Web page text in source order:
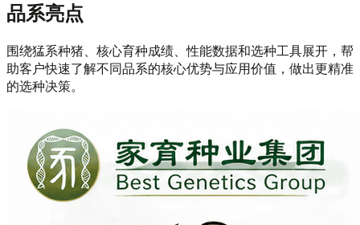
品系亮点
围绕猛系种猪、核心育种成绩、性能数据和选种工具展开，帮
助客户快速了解不同品系的核心优势与应用价值，做出更精准
的选种决策。